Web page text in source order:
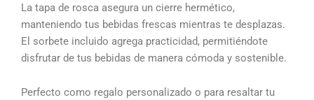
La tapa de rosca asegura un cierre hermético,
manteniendo tus bebidas frescas mientras te desplazas.
El sorbete incluido agrega practicidad, permitiéndote
disfrutar de tus bebidas de manera cómoda y sostenible.
Perfecto como regalo personalizado o para resaltar tu